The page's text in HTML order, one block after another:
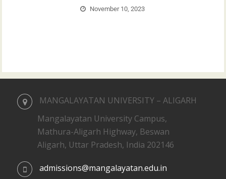
November 10, 2023
MANGALAYATAN UNIVERSITY – ALIGARH
Mangalayatan University Campus,
Mathura-Aligarh Highway, Beswan
Aligarh, Uttar Pradesh, India 202146
admissions@mangalayatan.edu.in